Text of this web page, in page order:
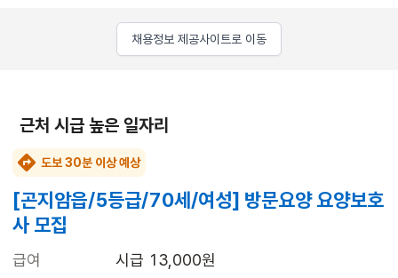
채용정보 제공사이트로 이동
근처 시급 높은 일자리
도보 30분 이상 예상
[곤지암읍/5등급/70세/여성] 방문요양 요양보호
사 모집
급여
시급 13,000원